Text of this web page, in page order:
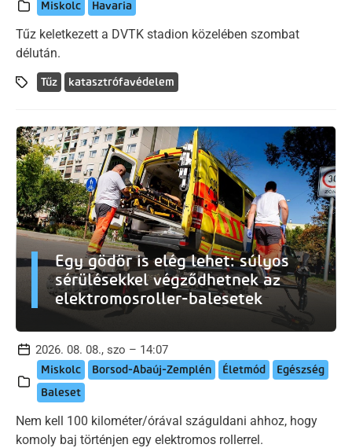
Miskolc Havaria
Tűz keletkezett a DVTK stadion közelében szombat
délután.
Tűz katasztrófavédelem
Egy gödör is elég lehet: súlyos
sérülésekkel végződhetnek az
elektromosroller-balesetek
2026. 08. 08., szo – 14:07
Miskolc Borsod-Abaúj-Zemplén Életmód
Egészség
Baleset
Nem kell 100 kilométer/órával száguldani ahhoz, hogy
komoly baj történjen egy elektromos rollerrel.